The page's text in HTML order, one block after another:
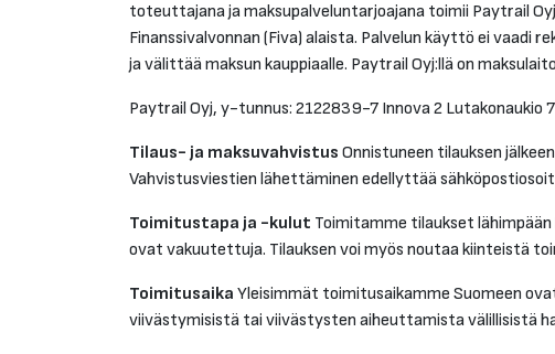
toteuttajana ja maksupalveluntarjoajana toimii Paytrail
Finanssivalvonnan (Fiva) alaista. Palvelun käyttö ei
ja välittää maksun kauppiaalle. Paytrail Oyj:llä on
Paytrail Oyj, y-tunnus: 2122839-7 Innova 2 Lutakonaukio
Tilaus- ja maksuvahvistus Onnistuneen tilauksen
Vahvistusviestien lähettäminen edellyttää
Toimitustapa ja -kulut Toimitamme tilaukset
ovat vakuutettuja. Tilauksen voi myös noutaa kiinteistä
Toimitusaika Yleisimmät toimitusaikamme Suomeen
viivästymisistä tai viivästysten aiheuttamista välillisistä